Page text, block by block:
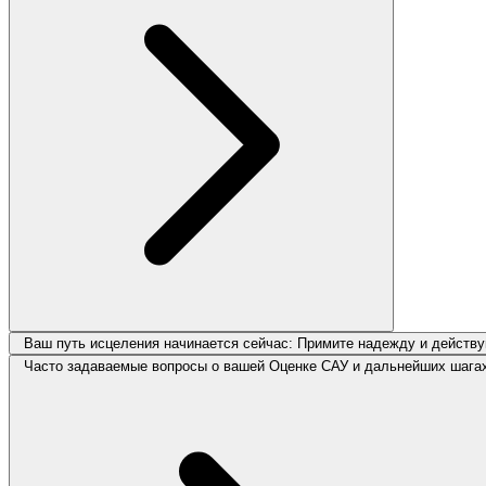
Ваш путь исцеления начинается сейчас: Примите надежду и
Часто задаваемые вопросы о вашей Оценке САУ и дальнейших